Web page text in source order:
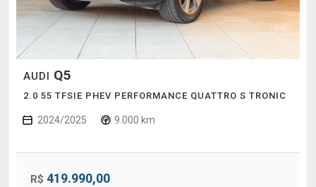
AUDI Q5
2.0 55 TFSIE PHEV PERFORMANCE QUATTRO S TRONIC
2024/2025 9.000 km
R$ 419.990,00